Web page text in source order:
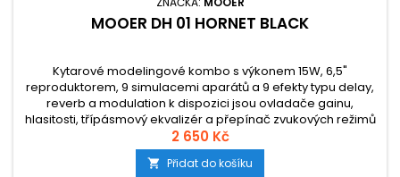
MOOER DH 01 HORNET BLACK
Kytarové modelingové kombo s výkonem 15W, 6,5"
reproduktorem, 9 simulacemi aparátů a 9 efekty typu delay,
reverb a modulation k dispozici jsou ovladače gainu,
hlasitosti, třípásmový ekvalizér a přepínač zvukových režimů
(kanálů) Live/Preset. Nechybí vestavěná ladička, Aux vstup
pro audio/mp3 zdroje s Bluetooth konektivita nebo
sluchátkový výstup.
2 650 Kč
 Přidat do košíku